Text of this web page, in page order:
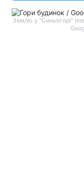
Землю у "Синьогорі"